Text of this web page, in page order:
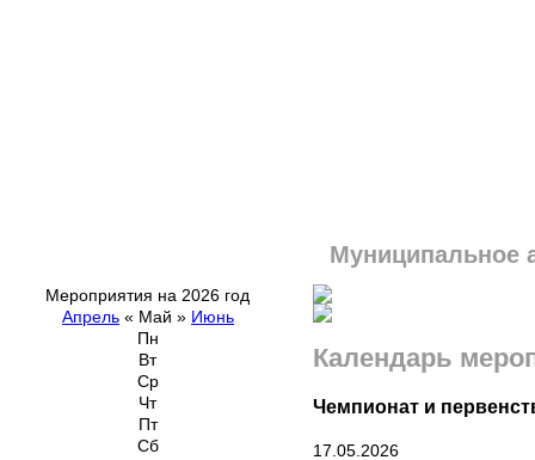
Муниципальное
Мероприятия на 2026 год
Апрель « Май » Июнь
Пн
Вт
Ср
Чт
Пт
Сб
Календарь
Чемпионат и
17.05.2026